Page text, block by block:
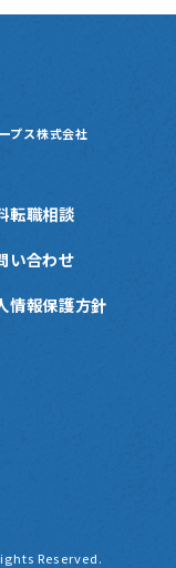
プス株式会社
転職相談
い合わせ
情報保護方針
Reserved.